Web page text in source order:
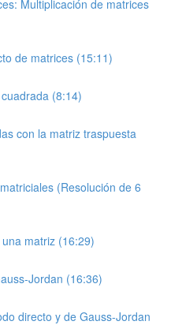
Multiplicación de matrices
de matrices (15:11)
(8:14)
con la matriz traspuesta
(Resolución de 6
matriz (16:29)
Jordan (16:36)
directo y de Gauss-Jordan